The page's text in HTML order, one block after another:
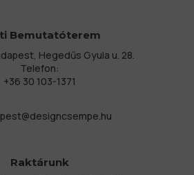
Bemutatóterem
Hegedűs Gyula u. 28.
Telefon:
+36 30 103-1371
pest@designcsempe.hu
Raktárunk